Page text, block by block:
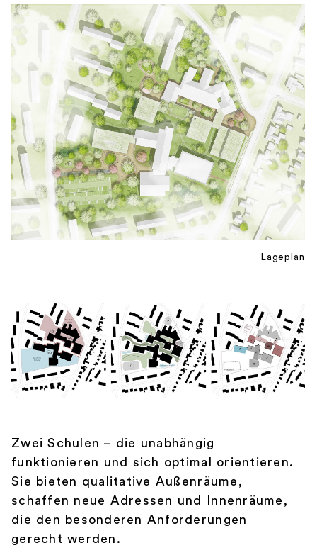
Lageplan
Zwei Schulen – die unabhängig
funktionieren und sich optimal orientieren.
Sie bieten qualitative Außenräume,
schaffen neue Adressen und Innenräume,
die den besonderen Anforderungen
gerecht werden.